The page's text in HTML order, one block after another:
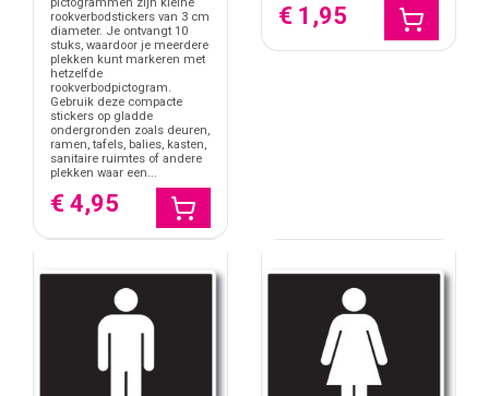
pictogrammen zijn kleine
rookverbodstickers van 3 cm
diameter. Je ontvangt 10
stuks, waardoor je meerdere
plekken kunt markeren met
hetzelfde
rookverbodpictogram.
Gebruik deze compacte
stickers op gladde
ondergronden zoals deuren,
ramen, tafels, balies, kasten,
sanitaire ruimtes of andere
plekken waar een...
€ 4,95
€ 1,95